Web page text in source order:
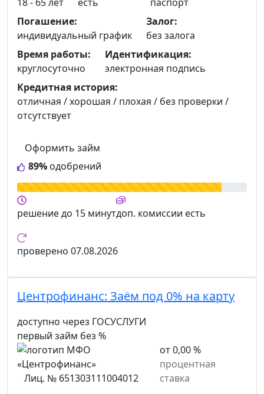
89% одобрений
Оформить займ
Погашение:
индивидуальный график
Залог:
без залога
Время работы:
круглосуточно
Идентификация:
электронная подпись
Кредитная история:
отличная / хорошая / плохая / без проверки /
отсутствует
решениедо 15 минутдоп. комиссии есть
проверено 07.08.2026
Центрофинанс: Заём под 0% на карту
доступно через ГОСУСЛУГИ
первый займ без %
Лиц. № 651303111004012
от 0,00 %
процентная
ставка